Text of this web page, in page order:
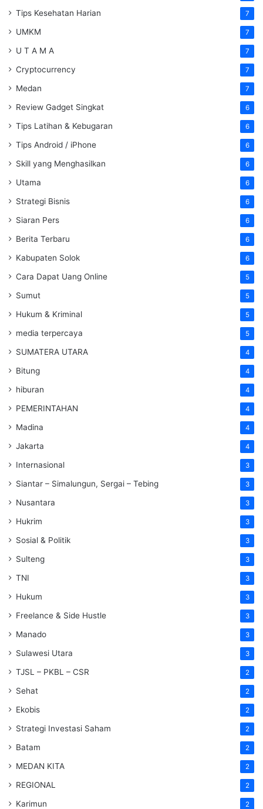
Tips Kesehatan Harian 7
UMKM 7
U T A M A 7
Cryptocurrency 7
Medan 7
Review Gadget Singkat 6
Tips Latihan & Kebugaran 6
Tips Android / iPhone 6
Skill yang Menghasilkan 6
Utama 6
Strategi Bisnis 6
Siaran Pers 6
Berita Terbaru 6
Kabupaten Solok 6
Cara Dapat Uang Online 5
Sumut 5
Hukum & Kriminal 5
media terpercaya 5
SUMATERA UTARA 4
Bitung 4
hiburan 4
PEMERINTAHAN 4
Madina 4
Jakarta 4
Internasional 3
Siantar – Simalungun, Sergai – Tebing 3
Nusantara 3
Hukrim 3
Sosial & Politik 3
Sulteng 3
TNI 3
Hukum 3
Freelance & Side Hustle 3
Manado 3
Sulawesi Utara 3
TJSL – PKBL – CSR 2
Sehat 2
Ekobis 2
Strategi Investasi Saham 2
Batam 2
MEDAN KITA 2
REGIONAL 2
Karimun 2